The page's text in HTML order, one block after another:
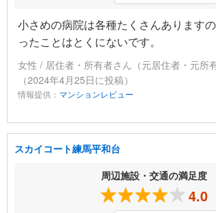
小さめの病院は各種たくさんあります
ったことはとくにないです。
女性 / 居住者・所有者さん（元居住者・元所
（2024年4月25日に投稿）
情報提供： マンションレビュー
スカイコート練馬平和台
周辺施設・交通の満足度
4.0